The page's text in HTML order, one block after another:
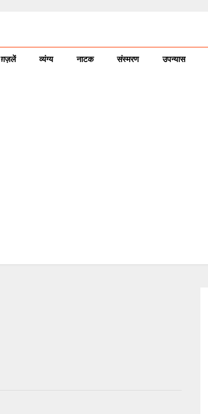
ग़ज़लें व्यंग्य नाटक संस्मरण उपन्यास